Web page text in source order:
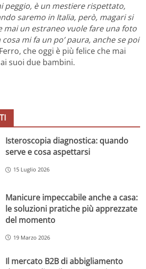
peggio, è un mestiere rispettato,
saremo in Italia, però, magari si
mai un estraneo vuole fare una foto
mi fa un po’ paura, anche se poi
che oggi è più felice che mai
suoi due bambini.
Isteroscopia diagnostica: quando
serve e cosa aspettarsi
15 Luglio 2026
Manicure impeccabile anche a casa:
le soluzioni pratiche più apprezzate
del momento
19 Marzo 2026
Il mercato B2B di abbigliamento